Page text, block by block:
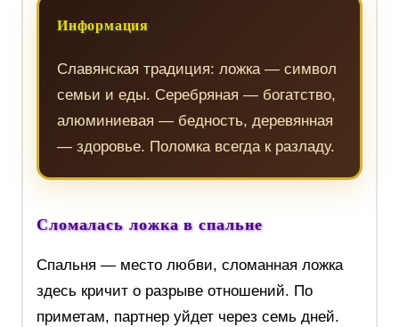
Информация
Славянская традиция: ложка — символ
семьи и еды. Серебряная — богатство,
алюминиевая — бедность, деревянная
— здоровье. Поломка всегда к разладу.
Сломалась ложка в спальне
Спальня — место любви, сломанная ложка
здесь кричит о разрыве отношений. По
приметам, партнер уйдет через семь дней.